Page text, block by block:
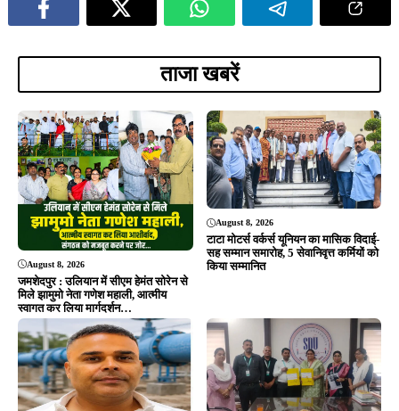
ताजा खबरें
August 8, 2026
जमशेदपुर : उलियान में सीएम हेमंत सोरेन से
मिले झामुमो नेता गणेश महाली, आत्मीय
स्वागत कर लिया मार्गदर्शन…
August 8, 2026
टाटा मोटर्स वर्कर्स यूनियन का मासिक विदाई-
सह सम्मान समारोह, 5 सेवानिवृत्त कर्मियों को
किया सम्मानित